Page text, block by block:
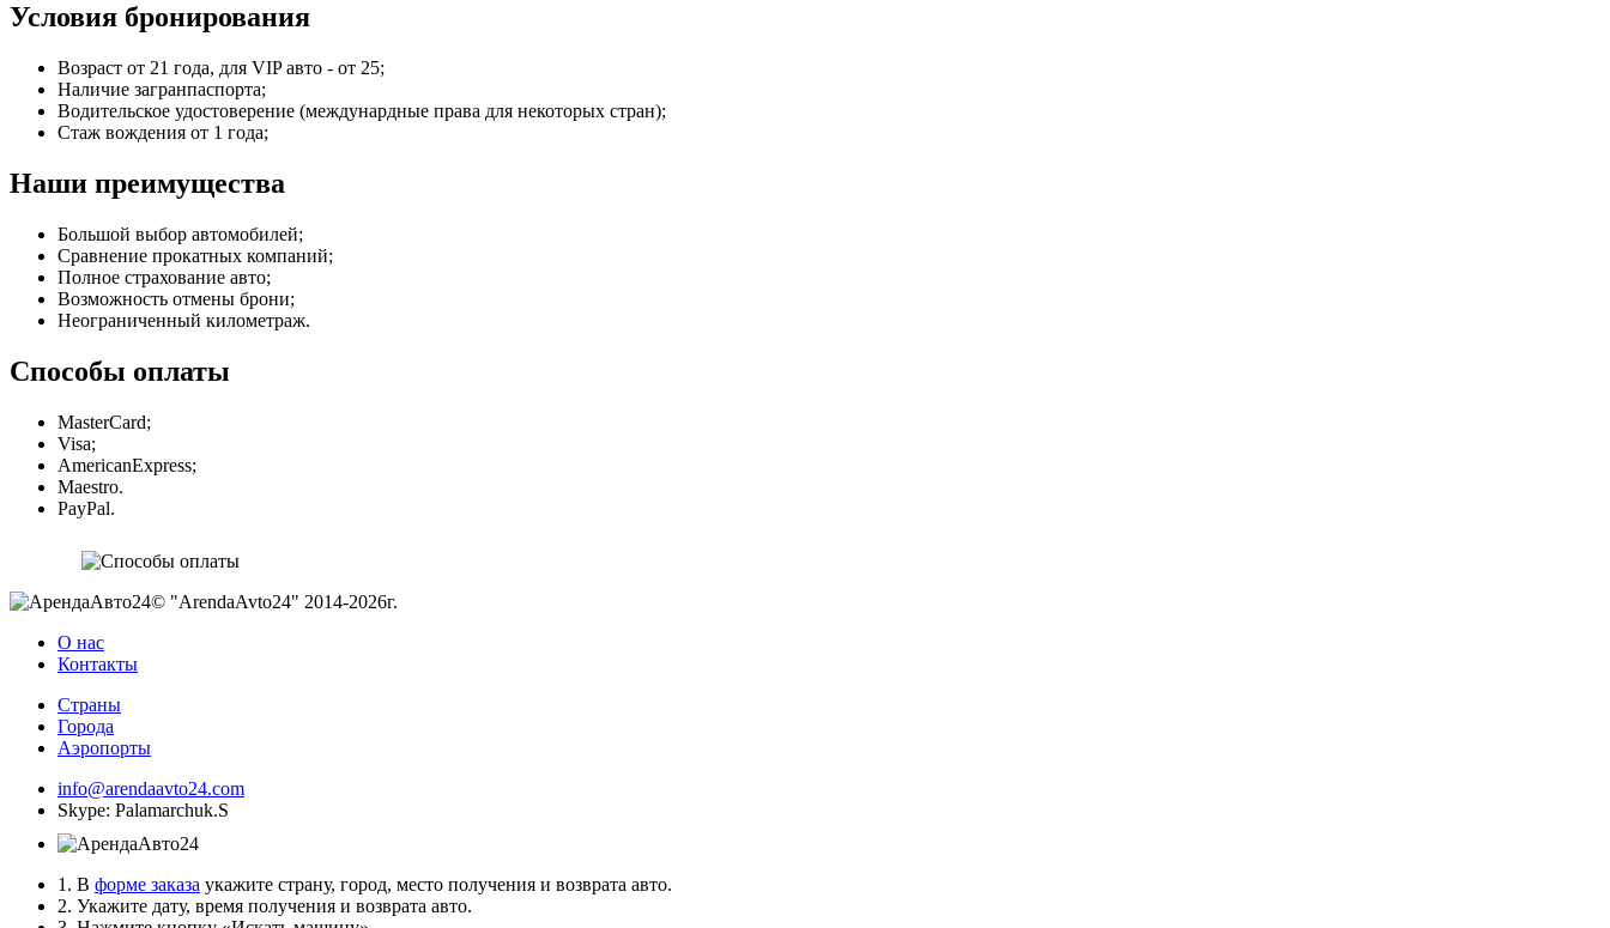
Условия бронирования
Возраст от 21 года, для VIP авто - от 25;
Наличие загранпаспорта;
Водительское удостоверение (междунардные права для некоторых стран);
Стаж вождения от 1 года;
Наши преимущества
Большой выбор автомобилей;
Сравнение прокатных компаний;
Полное страхование авто;
Возможность отмены брони;
Неограниченный километраж.
Способы оплаты
MasterCard;
Visa;
AmericanExpress;
Maestro.
PayPal.
© "ArendaAvto24" 2014-2026г.
О нас
Контакты
Страны
Города
Аэропорты
info@arendaavto24.com
Skype: Palamarchuk.S
1. В форме заказа укажите страну, город, место получения и возврата авто.
2. Укажите дату, время получения и возврата авто.